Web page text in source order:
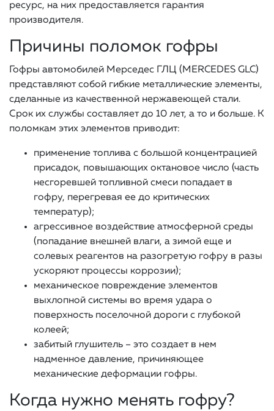
ресурс, на них предоставляется гарантия
производителя.
Причины поломок гофры
Гофры автомобилей Мерседес ГЛЦ (MERCEDES GLC)
представляют собой гибкие металлические элементы,
сделанные из качественной нержавеющей стали.
Срок их службы составляет до 10 лет, а то и больше. К
поломкам этих элементов приводит:
применение топлива с большой концентрацией
присадок, повышающих октановое число (часть
несгоревшей топливной смеси попадает в
гофру, перегревая ее до критических
температур);
агрессивное воздействие атмосферной среды
(попадание внешней влаги, а зимой еще и
солевых реагентов на разогретую гофру в разы
ускоряют процессы коррозии);
механическое повреждение элементов
выхлопной системы во время удара о
поверхность поселочной дороги с глубокой
колеей;
забитый глушитель – это создает в нем
надменное давление, причиняющее
механические деформации гофры.
Когда нужно менять гофру?